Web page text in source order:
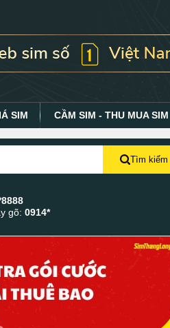
SIM CẦM SIM - THU MUA SIM
Tìm kiếm
gõ:0914*